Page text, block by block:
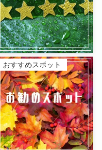
おすすめスポット